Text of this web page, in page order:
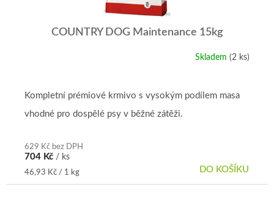
COUNTRY DOG Maintenance 15kg
je
z
Skladem(2 ks)
629 Kč bez DPH
704 Kč / ks
Měrná
cena:
46,93 Kč / 1 kg DO KOŠÍKU
Kompletní prémiové krmivo s vysokým podílem masa
vhodné pro dospělé psy v běžné zátěži.